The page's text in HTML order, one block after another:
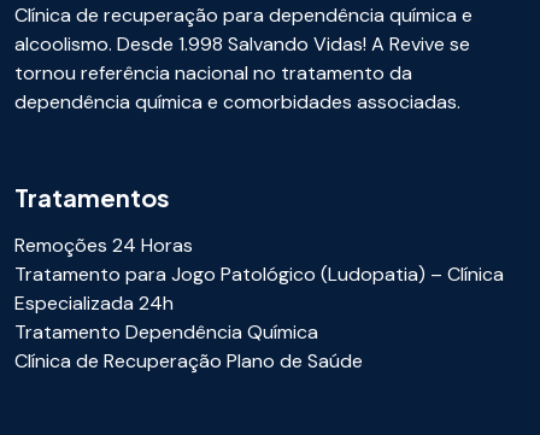
Clínica de recuperação para dependência química e
alcoolismo. Desde 1.998 Salvando Vidas! A Revive se
tornou referência nacional no tratamento da
dependência química e comorbidades associadas.
Tratamentos
Remoções 24 Horas
Tratamento para Jogo Patológico (Ludopatia) – Clínica
Especializada 24h
Tratamento Dependência Química
Clínica de Recuperação Plano de Saúde